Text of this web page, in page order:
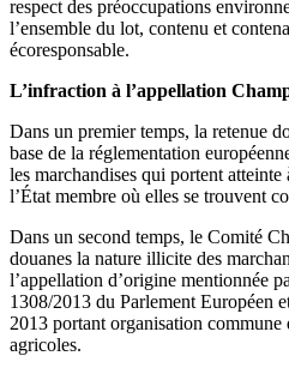
respect des préoccupations
l’ensemble du lot, contenu et
écoresponsable.
L’infraction à l’appellation
Dans un premier temps, la retenue
base de la réglementation
les marchandises qui portent atteinte
l’État membre où elles se trouvent
Dans un second temps, le Comité
douanes la nature illicite des
l’appellation d’origine mentionnée
1308/2013 du Parlement Européen
2013 portant organisation commune
agricoles.